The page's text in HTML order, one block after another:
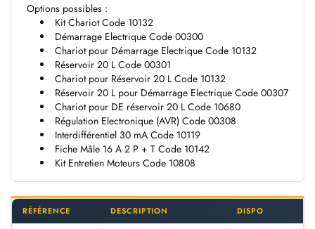
Options possibles :
Kit Chariot Code 10132
Démarrage Electrique Code 00300
Chariot pour Démarrage Electrique Code 10132
Réservoir 20 L Code 00301
Chariot pour Réservoir 20 L Code 10132
Réservoir 20 L pour Démarrage Electrique Code 00307
Chariot pour DE réservoir 20 L Code 10680
Régulation Electronique (AVR) Code 00308
Interdifférentiel 30 mA Code 10119
Fiche Mâle 16 A 2 P + T Code 10142
Kit Entretien Moteurs Code 10808
RÉFÉRENCE DESCRIPTION DISPO